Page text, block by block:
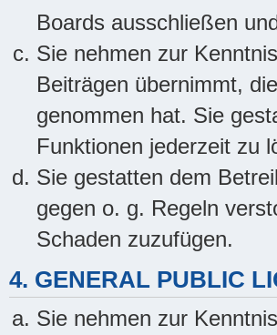
Boards ausschließen
Sie nehmen zur
Beiträgen übernimmt,
genommen hat. Sie
Funktionen jederzeit zu
Sie gestatten dem
gegen o. g. Regeln
Schaden zuzufügen.
4. GENERAL PUBLIC
Sie nehmen zur